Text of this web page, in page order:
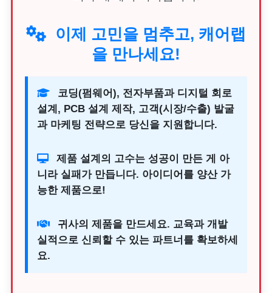
이제 고민을 멈추고, 캐어랩
을 만나세요!
코딩(펌웨어), 전자부품과 디지털 회로
설계, PCB 설계 제작, 고객(시장/수출) 발굴
과 마케팅 전략으로 당신을 지원합니다.
제품 설계의 고수는 성공이 만든 게 아
니라 실패가 만듭니다. 아이디어를 양산 가
능한 제품으로!
귀사의 제품을 만드세요. 교육과 개발
실적으로 신뢰할 수 있는 파트너를 확보하세
요.